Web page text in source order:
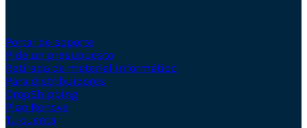
Portal de soporte
Pide un presupuesto
Retirada de material informático
Para distribuidores
DropShipping
Plan Renove
Tu cuenta